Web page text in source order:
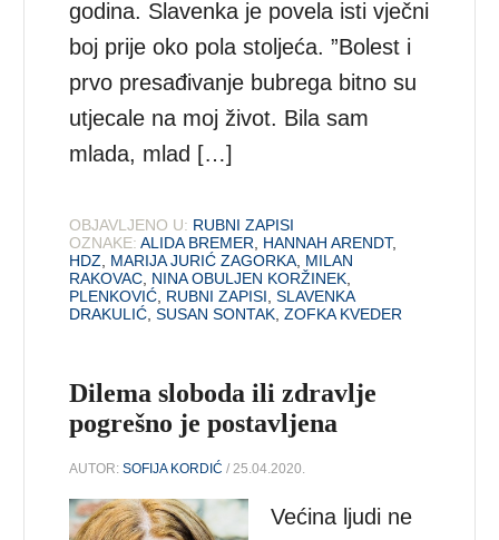
godina. Slavenka je povela isti vječni
boj prije oko pola stoljeća. ”Bolest i
prvo presađivanje bubrega bitno su
utjecale na moj život. Bila sam
mlada, mlad […]
OBJAVLJENO U: RUBNI ZAPISI
OZNAKE: ALIDA BREMER HANNAH ARENDT,
HDZ
MARIJA JURIĆ ZAGORKA MILAN
RAKOVAC NINA OBULJEN KORŽINEK
PLENKOVIĆ RUBNI ZAPISI ,SLAVENKA
DRAKULIĆ ,SUSAN SONTAK ,ZOFKA KVEDER
Dilema sloboda ili zdravlje
pogrešno je postavljena
AUTOR:SOFIJA KORDIĆ / 25.04.2020.
Većina ljudi ne